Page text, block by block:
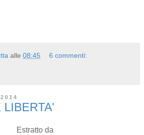
alle 08:45 6 commenti:
LIBERTA'
Estratto da